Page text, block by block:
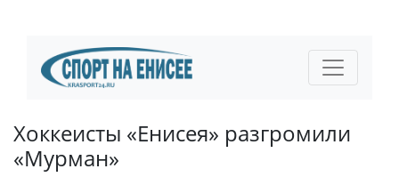
Хоккеисты «Енисея» разгромили
«Мурман»